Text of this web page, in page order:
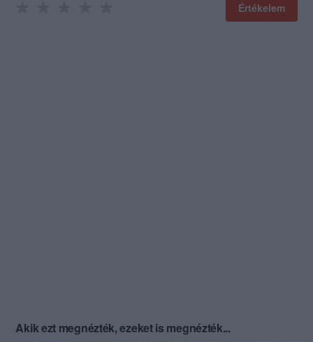
Értékelem
Akik ezt megnézték, ezeket is megnézték...